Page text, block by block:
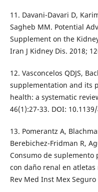
11. Davani-Davari D,
Sagheb MM. Potential
Supplement on the
Iran J Kidney Dis. 2018;
12. Vasconcelos QDJS,
supplementation and its
health: a systematic
46(1):27-33. DOI:
13. Pomerantz A,
Berebichez-Fridman R,
Consumo de suplemento
con daño renal en
Rev Med Inst Mex Seguro